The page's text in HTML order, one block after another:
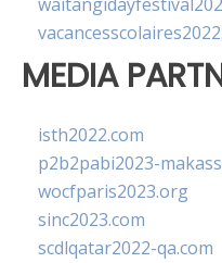
MEDIA
isth2022.com
p2b2pabi2023-
wocfparis2023.org
sinc2023.com
scdlqatar2022-qa.com